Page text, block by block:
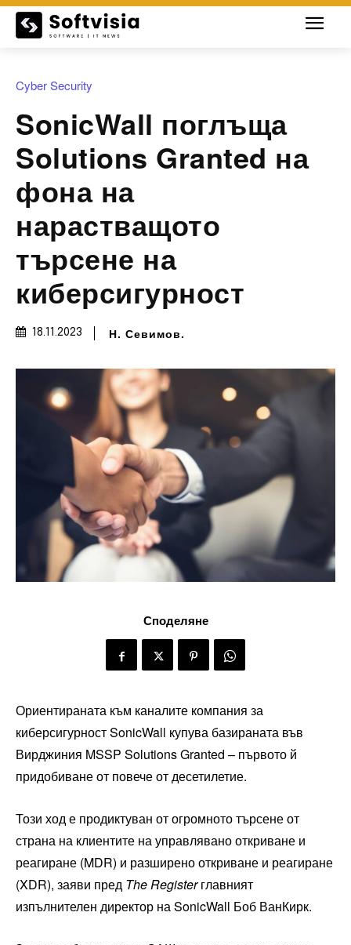
Cyber Security
SonicWall поглъща
Solutions Granted на
фона на
нарастващото
търсене на
киберсигурност
18.11.2023 Н. Севимов.
Споделяне
Ориентираната към каналите компания за
киберсигурност SonicWall купува базираната във
Вирджиния MSSP Solutions Granted – първото й
придобиване от повече от десетилетие.
Този ход е продиктуван от огромното търсене от
страна на клиентите на управлявано откриване и
реагиране (MDR) и разширено откриване и реагиране
(XDR), заяви пред The Registerглавният
изпълнителен директор на SonicWall Боб ВанКирк.